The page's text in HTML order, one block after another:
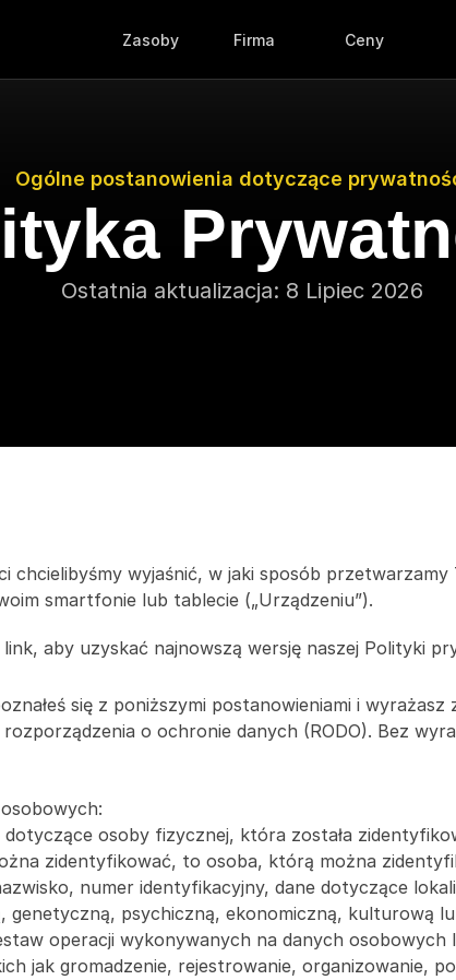
Ogólne postanowienia dotyczące
Ostatnia aktualizacja: 8 Lipiec 2026
Zasoby Firma Ceny
chcielibyśmy wyjaśnić, w jaki sposób
smartfonie lub tablecie („Urządzeniu”).
aby uzyskać najnowszą wersję naszej Polityki
się z poniższymi postanowieniami i
o ochronie danych (RODO). Bez
dotyczące osoby fizycznej, która została
zidentyfikować, to osoba, którą można
numer identyfikacyjny, dane dotyczące
psychiczną, ekonomiczną, kulturową
operacji wykonywanych na danych
jak gromadzenie, rejestrowanie, organizowanie,